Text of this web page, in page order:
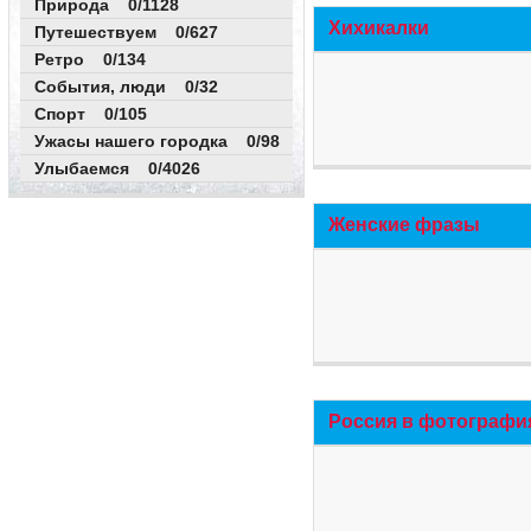
Природа 0/1128
Путешествуем 0/627
Ретро 0/134
События, люди 0/32
Спорт 0/105
Ужасы нашего городка 0/98
Улыбаемся 0/4026
Хихикалки
Женские фразы
Россия в